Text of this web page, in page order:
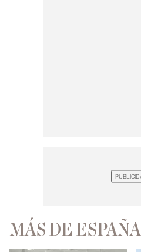
MÁS DE ESPAÑA